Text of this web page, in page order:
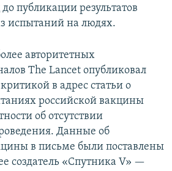
публикации результатов
испытаний на людях.
авторитетных
The Lancet опубликовал
в адрес статьи о
российской вакцины
об отсутствии
Данные об
в письме были поставлены
создатель «Спутника V» —